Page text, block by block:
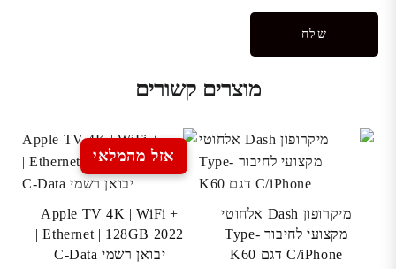
מוצרים קשורים
מיקרופון Dash אלחוטי
מקצועי לחיבור Type-
C/iPhone דגם K60
אזל מהמלאי
Apple TV 4K | WiFi +
Ethernet | 128GB 2022 |
יבואן רשמי C-Data